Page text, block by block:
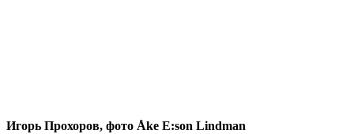
Игорь Прохоров, фото Åke E:son Lindman